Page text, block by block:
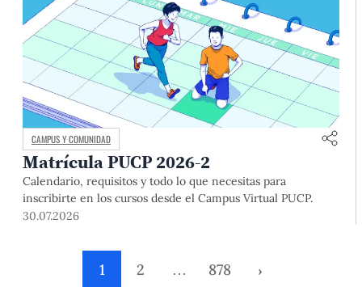
CAMPUS Y COMUNIDAD
Matrícula PUCP 2026-2
Calendario, requisitos y todo lo que necesitas para
inscribirte en los cursos desde el Campus Virtual PUCP.
30.07.2026
1 2 … 878 ›